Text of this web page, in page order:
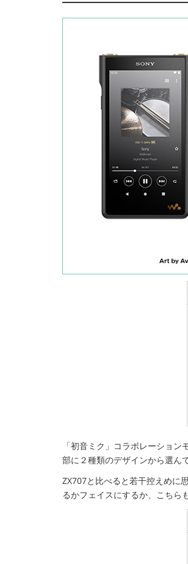
「初音ミク」コラボレーショ
部に２種類のデザインから選ん
ZX707と比べると若干控えめに
るかフェイスにするか、こちら